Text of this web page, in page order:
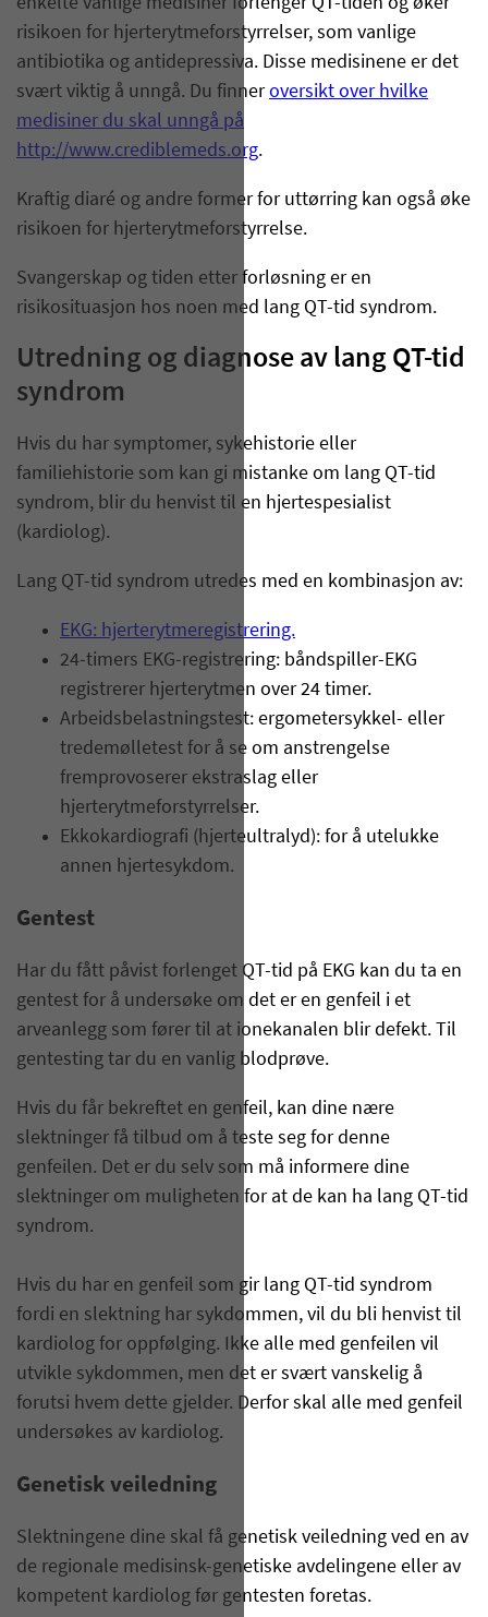
risikoen for hjerterytmeforstyrrelser, som vanlige
antibiotika og antidepressiva. Disse medisinene er det
svært viktig å unngå. Du finneroversikt over hvilke
medisiner du skal unngå på
http://www.crediblemeds.org.
Kraftig diaré og andre former for uttørring kan også øke
risikoen for hjerterytmeforstyrrelse.
Svangerskap og tiden etter forløsning er en
risikosituasjon hos noen med lang QT-tid syndrom.
Utredning og diagnose av lang QT-tid
syndrom
Hvis du har symptomer, sykehistorie eller
familiehistorie som kan gi mistanke om lang QT-tid
syndrom, blir du henvist til en hjertespesialist
(kardiolog).
Lang QT-tid syndrom utredes med en kombinasjon av:
EKG: hjerterytmeregistrering.
24-timers EKG-registrering: båndspiller-EKG
registrerer hjerterytmen over 24 timer.
Arbeidsbelastningstest: ergometersykkel- eller
tredemølletest for å se om anstrengelse
fremprovoserer ekstraslag eller
hjerterytmeforstyrrelser.
Ekkokardiografi (hjerteultralyd): for å utelukke
annen hjertesykdom.
Gentest
Har du fått påvist forlenget QT-tid på EKG kan du ta en
gentest for å undersøke om det er en genfeil i et
arveanlegg som fører til at ionekanalen blir defekt. Til
gentesting tar du en vanlig blodprøve.
Hvis du får bekreftet en genfeil, kan dine nære
slektninger få tilbud om å teste seg for denne
genfeilen. Det er du selv som må informere dine
slektninger om muligheten for at de kan ha lang QT-tid
syndrom.
Hvis du har en genfeil som gir lang QT-tid syndrom
fordi en slektning har sykdommen, vil du bli henvist til
kardiolog for oppfølging. Ikke alle med genfeilen vil
utvikle sykdommen, men det er svært vanskelig å
forutsi hvem dette gjelder. Derfor skal alle med genfeil
undersøkes av kardiolog.
Genetisk veiledning
Slektningene dine skal få genetisk veiledning ved en av
de regionale medisinsk-genetiske avdelingene eller av
kompetent kardiolog før gentesten foretas.